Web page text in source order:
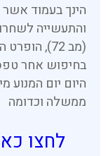
הינך בעמוד
והתעשייה
(מב 72),
בחיפוש אחר
היום יום המנוע
ממשלה וכדומה
לחצו